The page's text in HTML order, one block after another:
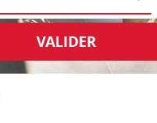
VALIDER